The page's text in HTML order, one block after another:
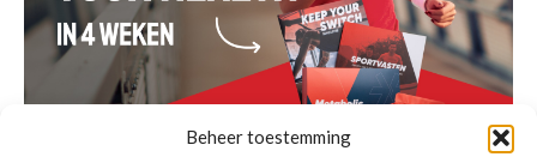
Beheer toestemming